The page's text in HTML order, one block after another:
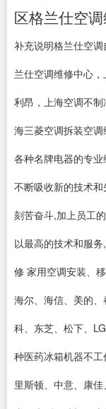
区格兰仕空
补充说明格兰仕空
兰仕空调维修中心
利昂，上海空调不
海三菱空调拆装空
各种名牌电器的专
不断吸收新的技术
刻苦奋斗,加上员工
以最高的技术和服
修 家用空调安装、
海尔、海信、美的
科、东芝、松下、
种医药冰箱机器不
里斯顿、中意、康